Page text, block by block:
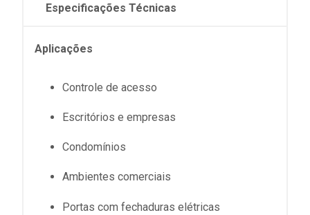
Especificações Técnicas
Aplicações
Controle de acesso
Escritórios e empresas
Condomínios
Ambientes comerciais
Portas com fechaduras elétricas